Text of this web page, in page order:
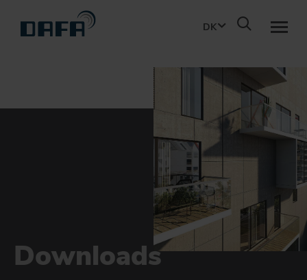
DK
Downloads